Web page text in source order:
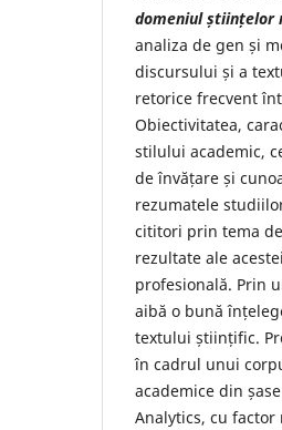
domeniulștiințelor
analiza de gen și
discursului și a
retorice frecvent
Obiectivitatea,
stilului academic,
de învățare și
rezumatele
cititori prin tema
rezultate ale
profesională. Prin
aibă o bună
textului științific.
în cadrul unui
academice din
Analytics, cu